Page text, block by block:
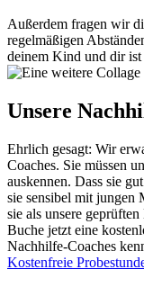
Außerdem fragen wir
regelmäßigen
deinem Kind und dir
Unsere
Ehrlich gesagt: Wir
Coaches. Sie müssen
auskennen. Dass sie
sie sensibel mit jungen
sie als unsere
Buche jetzt eine
Nachhilfe-Coaches
Kostenfreie